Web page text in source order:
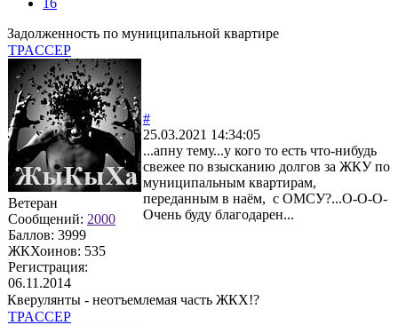
Задолженность по муниципальной квартире
TPACCEP
Ветеран
Сообщений: 2000
Баллов: 3999
ЖКХоинов: 535
Регистрация:
06.11.2014
#
25.03.2021 14:34:05
...апну тему...у кого то есть что-нибудь
свежее по взысканию долгов за ЖКУ по
муниципальным квартирам,
переданным в наём, с ОМСУ?...О-О-О-
Очень буду благодарен...
Кверулянты - неотъемлемая часть ЖКХ!?
TPACCEP